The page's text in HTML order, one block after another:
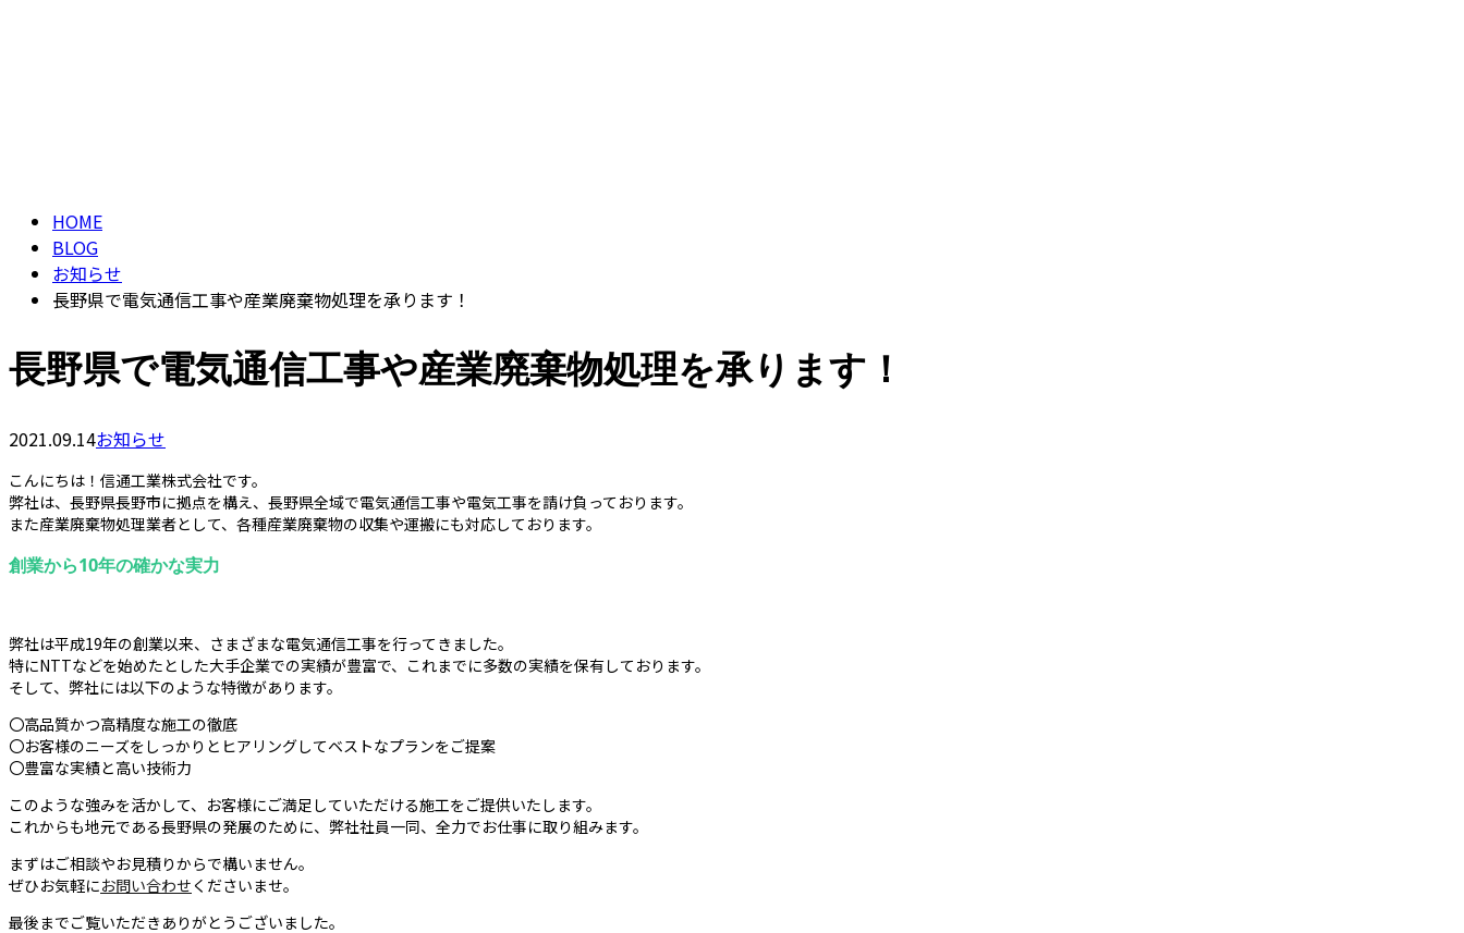
HOME
BLOG
お知らせ
長野県で電気通信工事や産業廃棄物処理を承ります！
長野県で電気通信工事や産業廃棄物処理を承ります！
2021.09.14お知らせ
こんにちは！信通工業株式会社です。
弊社は、長野県長野市に拠点を構え、長野県全域で電気通信工事や電気工事を請け負っております。
また産業廃棄物処理業者として、各種産業廃棄物の収集や運搬にも対応しております。
創業から10年の確かな実力
弊社は平成19年の創業以来、さまざまな電気通信工事を行ってきました。
特にNTTなどを始めたとした大手企業での実績が豊富で、これまでに多数の実績を保有しております。
そして、弊社には以下のような特徴があります。
〇高品質かつ高精度な施工の徹底
〇お客様のニーズをしっかりとヒアリングしてベストなプランをご提案
〇豊富な実績と高い技術力
このような強みを活かして、お客様にご満足していただける施工をご提供いたします。
これからも地元である長野県の発展のために、弊社社員一同、全力でお仕事に取り組みます。
まずはご相談やお見積りからで構いません。
ぜひお気軽にお問い合わせ くださいませ。
最後までご覧いただきありがとうございました。